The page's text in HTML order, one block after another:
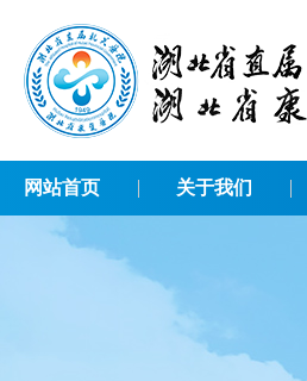
网站首页 关于我们